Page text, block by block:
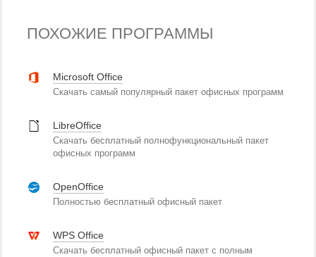
ПОХОЖИЕ ПРОГРАММЫ
Microsoft Office
Скачать самый популярный пакет офисных программ
LibreOffice
Скачать бесплатный полнофункциональный пакет
офисных программ
OpenOffice
Полностью бесплатный офисный пакет
WPS Office
Скачать бесплатный офисный пакет с полным